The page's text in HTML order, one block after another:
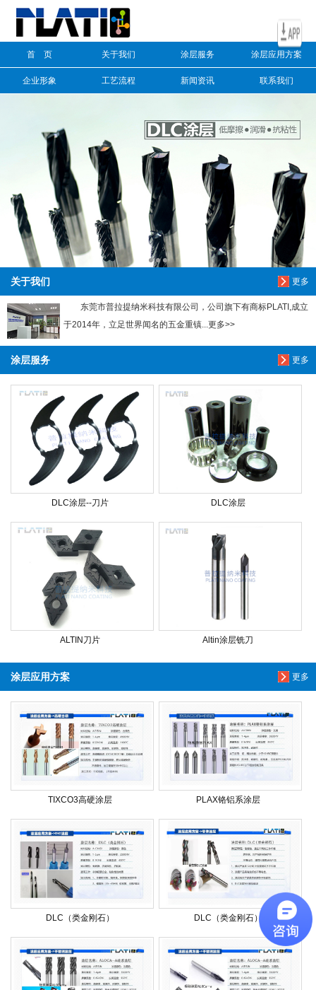
首 页 关于我们 涂层服务 涂层应用方案
企业形象 工艺流程 新闻资讯 联系我们
更多
关于我们
东莞市普拉提纳米科技有限公司，公司旗下有商标PLATI,成立
于2014年，立足世界闻名的五金重镇...更多>>
更多
涂层服务
DLC涂层--刀片 DLC涂层
ALTIN刀片 Altin涂层铣刀
更多
涂层应用方案
TIXCO3高硬涂层 PLAX铬铝系涂层
DLC（类金刚石） DLC（类金刚石）
信息搜索
搜索